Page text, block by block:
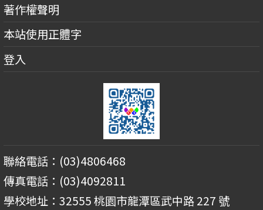
著作權聲明
本站使用正體字
登入
聯絡電話：(03)4806468
傳真電話：(03)4092811
學校地址：32555 桃園市龍潭區武中路 227 號